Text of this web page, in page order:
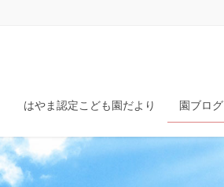
はやま認定こども園だより 園ブログ